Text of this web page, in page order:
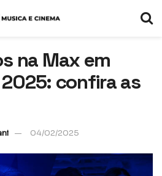
na Max em
confira as
04/02/2025